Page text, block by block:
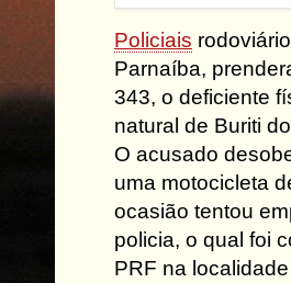
Policiais
Parnaíba,
343, o deficiente
natural de Buriti
O acusado
uma motocicleta
ocasião tentou
policia, o qual foi
PRF na